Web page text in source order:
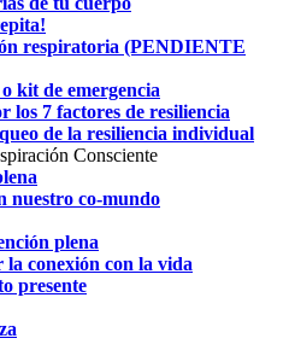
respiratoria (PENDIENTE
kit de emergencia
los 7 factores de resiliencia
de la resiliencia individual
Consciente
nuestro co-mundo
plena
conexión con la vida
presente